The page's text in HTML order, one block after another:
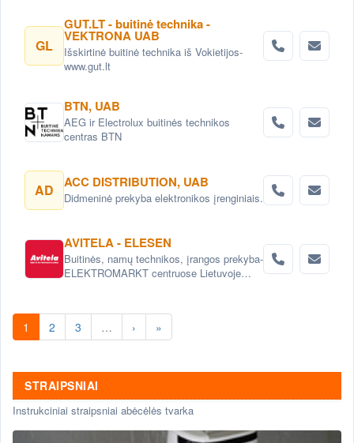
GL
GUT.LT - buitinė technika -
VEKTRONA UAB
Išskirtinė buitinė technika iš Vokietijos-
www.gut.lt
BTN, UAB
AEG ir Electrolux buitinės technikos
centras BTN
AD ACC DISTRIBUTION, UAB
Didmeninė prekyba elektronikos įrenginiais.
AVITELA - ELESEN
Buitinės, namų technikos, įrangos prekyba-
ELEKTROMARKT centruose Lietuvoje
1 2 3 … › »
STRAIPSNIAI
Instrukciniai straipsniai abėcėlės tvarka